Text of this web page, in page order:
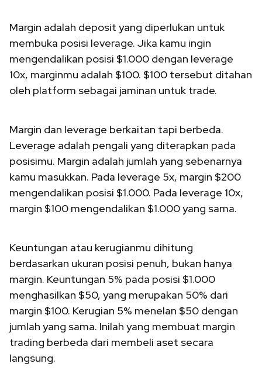
Margin adalah deposit yang diperlukan untuk
membuka posisi leverage. Jika kamu ingin
mengendalikan posisi $1.000 dengan leverage
10x, marginmu adalah $100. $100 tersebut ditahan
oleh platform sebagai jaminan untuk trade.
Margin dan leverage berkaitan tapi berbeda.
Leverage adalah pengali yang diterapkan pada
posisimu. Margin adalah jumlah yang sebenarnya
kamu masukkan. Pada leverage 5x, margin $200
mengendalikan posisi $1.000. Pada leverage 10x,
margin $100 mengendalikan $1.000 yang sama.
Keuntungan atau kerugianmu dihitung
berdasarkan ukuran posisi penuh, bukan hanya
margin. Keuntungan 5% pada posisi $1.000
menghasilkan $50, yang merupakan 50% dari
margin $100. Kerugian 5% menelan $50 dengan
jumlah yang sama. Inilah yang membuat margin
trading berbeda dari membeli aset secara
langsung.